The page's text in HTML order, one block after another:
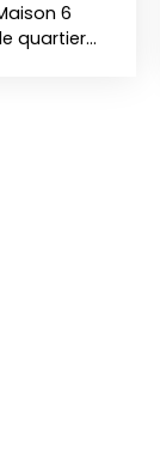
6
quartier